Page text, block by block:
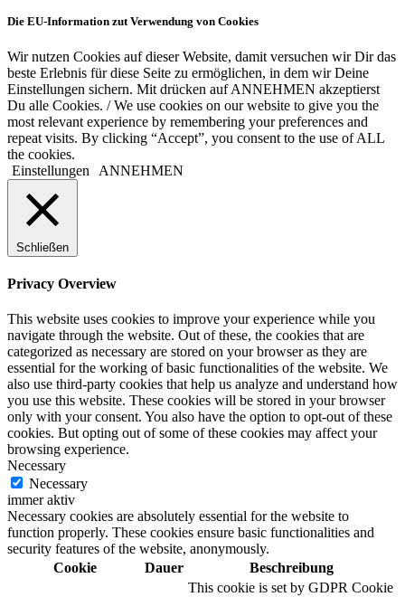
Die EU-Information zut Verwendung von Cookies
Wir nutzen Cookies auf dieser Website, damit versuchen wir Dir das
beste Erlebnis für diese Seite zu ermöglichen, in dem wir Deine
Einstellungen sichern. Mit drücken auf ANNEHMEN akzeptierst
Du alle Cookies. / We use cookies on our website to give you the
most relevant experience by remembering your preferences and
repeat visits. By clicking “Accept”, you consent to the use of ALL
the cookies.
Einstellungen
ANNEHMEN
Schließen
Privacy Overview
This website uses cookies to improve your experience while you
navigate through the website. Out of these, the cookies that are
categorized as necessary are stored on your browser as they are
essential for the working of basic functionalities of the website. We
also use third-party cookies that help us analyze and understand how
you use this website. These cookies will be stored in your browser
only with your consent. You also have the option to opt-out of these
cookies. But opting out of some of these cookies may affect your
browsing experience.
Necessary
Necessary
immer aktiv
Necessary cookies are absolutely essential for the website to
function properly. These cookies ensure basic functionalities and
security features of the website, anonymously.
Cookie
Dauer Beschreibung
This cookie is set by GDPR Cookie